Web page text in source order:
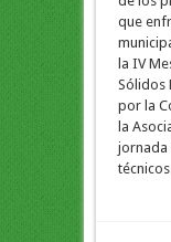
que
la IV
Sólidos
por la
la
jornada